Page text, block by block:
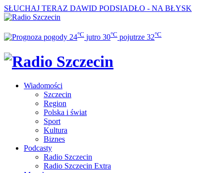
SŁUCHAJ TERAZ DAWID PODSIADŁO - NA BŁYSK
24°C jutro 30°C pojutrze 32°C
Wiadomości
Szczecin
Region
Polska i świat
Sport
Kultura
Biznes
Podcasty
Radio Szczecin
Radio Szczecin Extra